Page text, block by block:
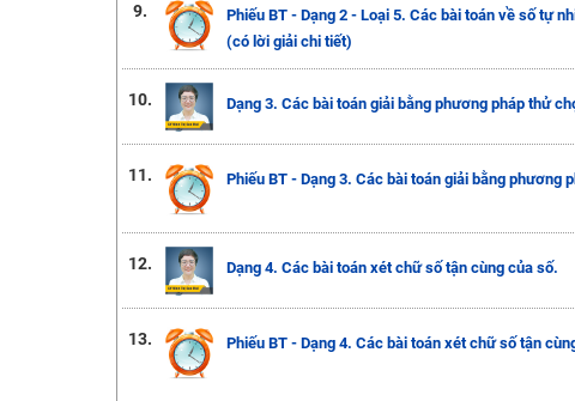
9.
Phiếu BT - Dạng 2 - Loại 5. Các bài toán về số tự
(có lời giải chi tiết)
10. Dạng 3. Các bài toán giải bằng phương pháp thử
11. Phiếu BT - Dạng 3. Các bài toán giải bằng phương
12. Dạng 4. Các bài toán xét chữ số tận cùng của số.
13. Phiếu BT - Dạng 4. Các bài toán xét chữ số tận